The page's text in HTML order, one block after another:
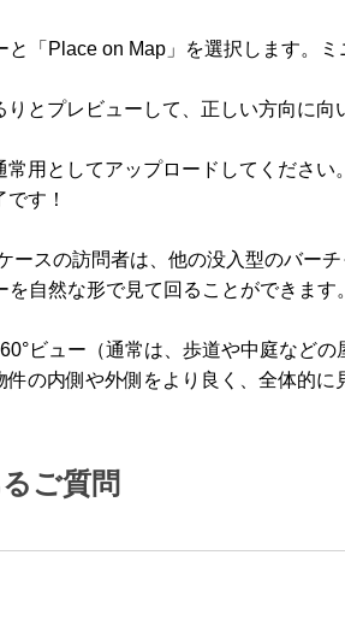
と「Place on Map」を選択します。
りとプレビューして、正しい方向に向
常用としてアップロードしてください
す！
ースの訪問者は、他の没入型のバーチ
を自然な形で見て回ることができます。
ビュー（通常は、歩道や中庭などの
件の内側や外側をより良く、全体的に
ご質問